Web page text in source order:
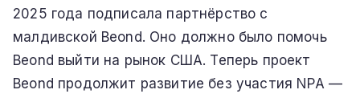
2025 года подписала партнёрство с
малдивской Beond. Оно должно было помочь
Beond выйти на рынок США. Теперь проект
Beond продолжит развитие без участия NPA —